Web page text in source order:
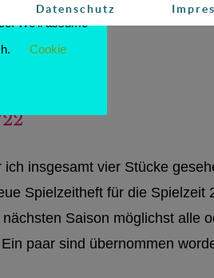
Datenschutz
insgesamt vier Stücke
Spielzeitheft für die Spielzeit
Saison möglichst alle
paar sind übernommen
We'll assume
Cookie